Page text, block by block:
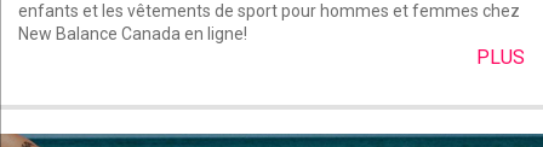
enfants et les vêtements de sport pour hommes et femmes chez
New Balance Canada en ligne!
PLUS